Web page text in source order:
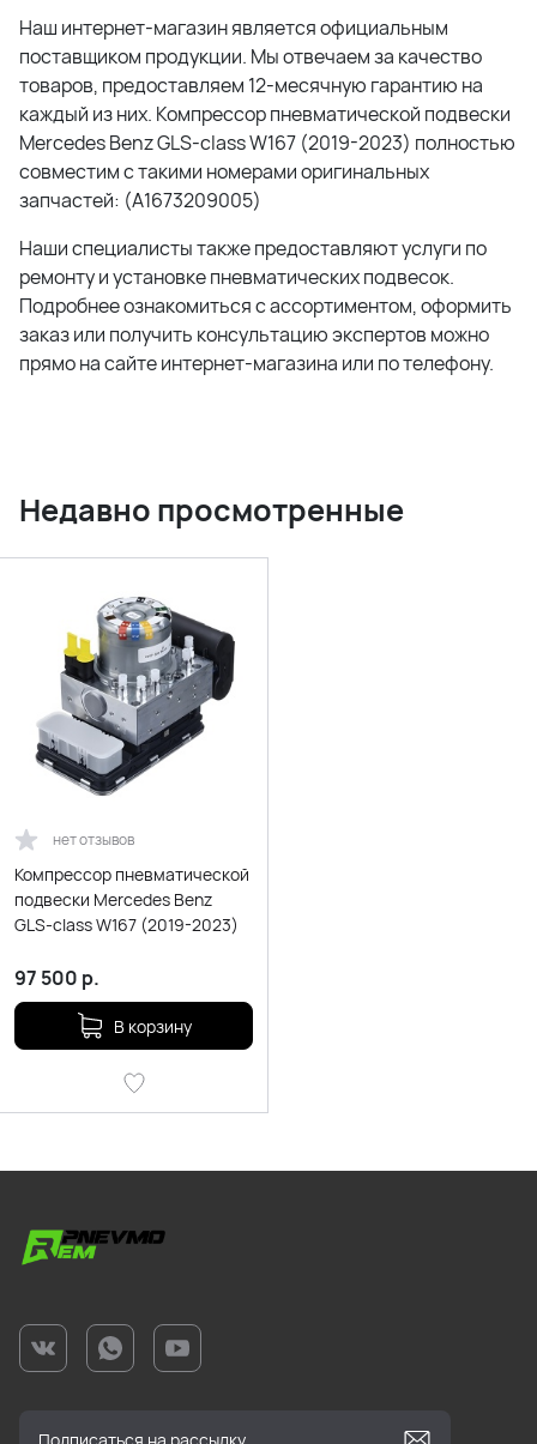
Наш интернет-магазин является официальным
поставщиком продукции. Мы отвечаем за качество
товаров, предоставляем 12-месячную гарантию на
каждый из них. Компрессор пневматической подвески
Mercedes Benz GLS-class W167 (2019-2023) полностью
совместим с такими номерами оригинальных
запчастей: (A1673209005)
Наши специалисты также предоставляют услуги по
ремонту и установке пневматических подвесок.
Подробнее ознакомиться с ассортиментом, оформить
заказ или получить консультацию экспертов можно
прямо на сайте интернет-магазина или по телефону.
Недавно просмотренные
нет отзывов
Компрессор пневматической
подвески Mercedes Benz
GLS-class W167 (2019-2023)
97 500 р.
В корзину